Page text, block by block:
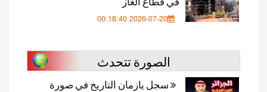
2026-07-20 00:18:40
الصورة تتحدث
سجل يازمان التاريخ في صورة